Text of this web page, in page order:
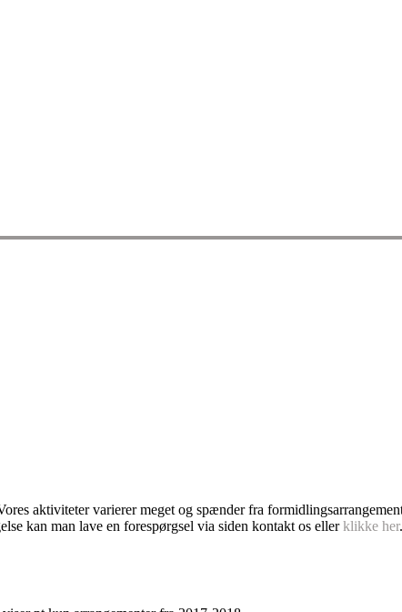
aktiviteter varierer meget og spænder fra
kan man lave en forespørgsel via siden kontakt os ellerklikke her